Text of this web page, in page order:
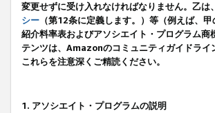
変更せずに受け入れなければなりません。乙
シー （第12条に定義します。）等（例えば、
紹介料率表およびアソシエイト・プログラム
テンツは、Amazonのコミュニティガイドライ
これらを注意深くご精読ください。
1. アソシエイト・プログラムの説明